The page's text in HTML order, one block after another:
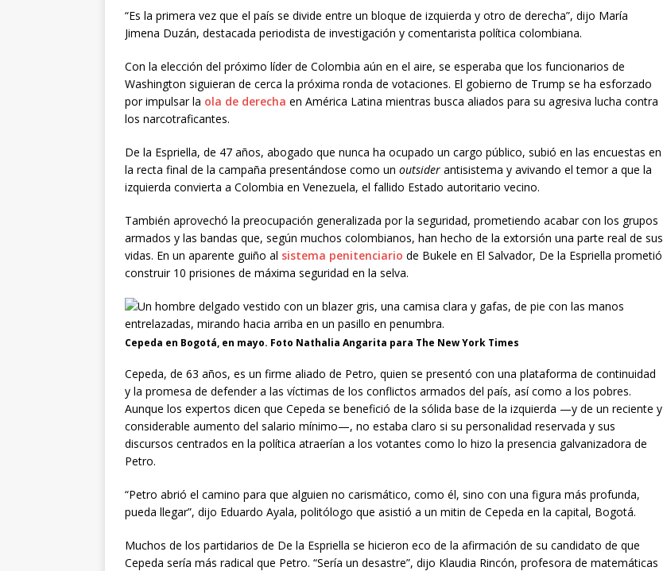
“Es la primera vez que el país se divide entre un bloque de izquierda y otro de derecha”, dijo María
Jimena Duzán, destacada periodista de investigación y comentarista política colombiana.
Con la elección del próximo líder de Colombia aún en el aire, se esperaba que los funcionarios de
Washington siguieran de cerca la próxima ronda de votaciones. El gobierno de Trump se ha esforzado
por impulsar la ola de derecha en América Latina mientras busca aliados para su agresiva lucha contra
los narcotraficantes.
De la Espriella, de 47 años, abogado que nunca ha ocupado un cargo público, subió en las encuestas en
la recta final de la campaña presentándose como un outsider antisistema y avivando el temor a que la
izquierda convierta a Colombia en Venezuela, el fallido Estado autoritario vecino.
También aprovechó la preocupación generalizada por la seguridad, prometiendo acabar con los grupos
armados y las bandas que, según muchos colombianos, han hecho de la extorsión una parte real de sus
vidas. En un aparente guiño al sistema penitenciario de Bukele en El Salvador, De la Espriella prometió
construir 10 prisiones de máxima seguridad en la selva.
Cepeda en Bogotá, en mayo. Foto Nathalia Angarita para The New York Times
Cepeda, de 63 años, es un firme aliado de Petro, quien se presentó con una plataforma de continuidad
y la promesa de defender a las víctimas de los conflictos armados del país, así como a los pobres.
Aunque los expertos dicen que Cepeda se benefició de la sólida base de la izquierda —y de un reciente y
considerable aumento del salario mínimo—, no estaba claro si su personalidad reservada y sus
discursos centrados en la política atraerían a los votantes como lo hizo la presencia galvanizadora de
Petro.
“Petro abrió el camino para que alguien no carismático, como él, sino con una figura más profunda,
pueda llegar”, dijo Eduardo Ayala, politólogo que asistió a un mitin de Cepeda en la capital, Bogotá.
Muchos de los partidarios de De la Espriella se hicieron eco de la afirmación de su candidato de que
Cepeda sería más radical que Petro. “Sería un desastre”, dijo Klaudia Rincón, profesora de matemáticas